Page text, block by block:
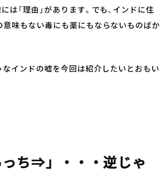
「理由」があります。でも、インドに住
味もない毒にも薬にもならないものばか
なインドの嘘を今回は紹介したいとおもい
ち⇒」・・・逆じゃ